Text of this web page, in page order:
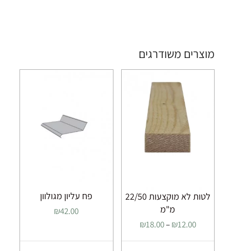
מוצרים משודרגים
לטות לא מוקצעות 22/50
מ"מ
₪12.00
–
₪18.00
פח עליון מגולוון
₪42.00